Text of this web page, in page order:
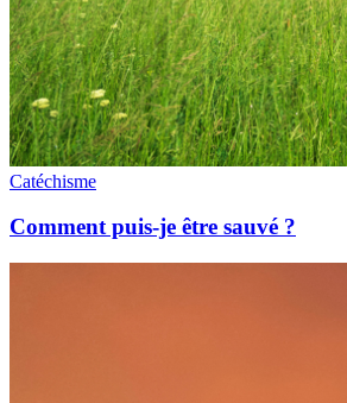
Catéchisme
Comment puis-je être sauvé ?